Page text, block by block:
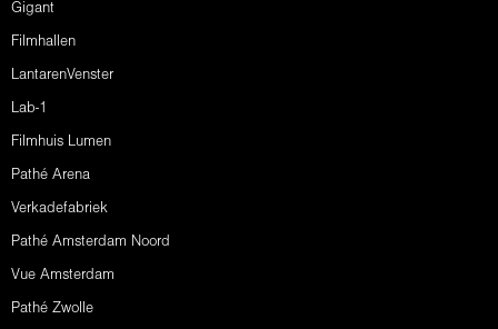
Gigant
Filmhallen
LantarenVenster
Lab-1
Filmhuis Lumen
Pathé Arena
Verkadefabriek
Pathé Amsterdam Noord
Vue Amsterdam
Pathé Zwolle